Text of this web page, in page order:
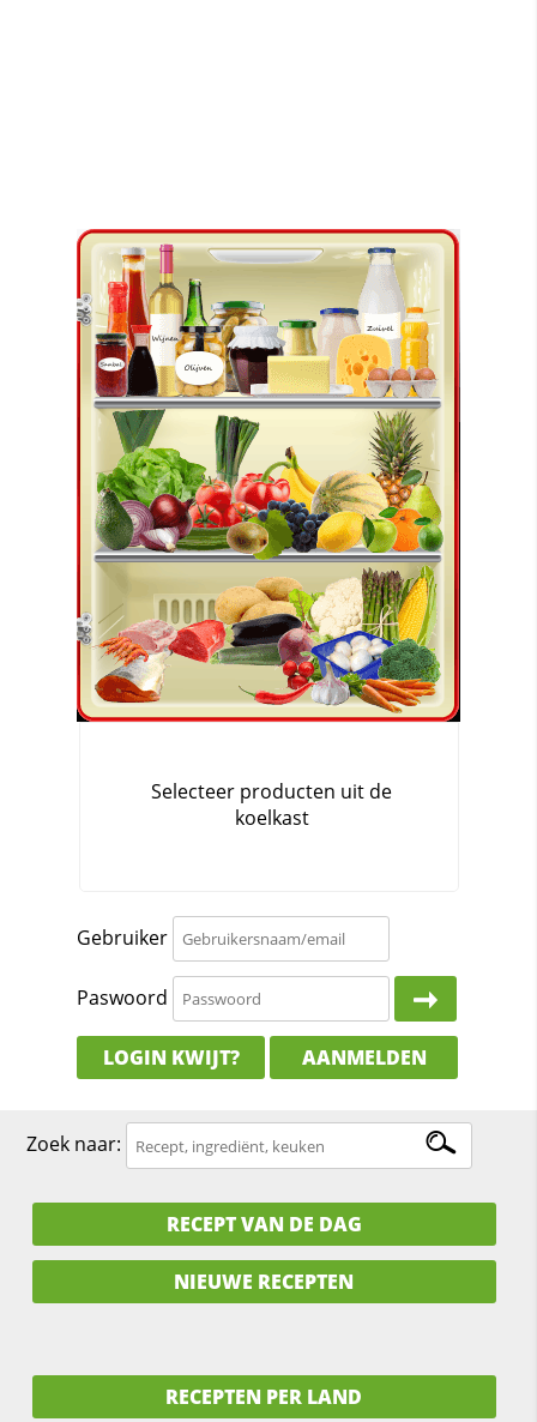
Gebruiker
Paswoord
LOGIN KWIJT? AANMELDEN
Zoek naar:
RECEPT VAN DE DAG
NIEUWE RECEPTEN
RECEPTEN PER LAND